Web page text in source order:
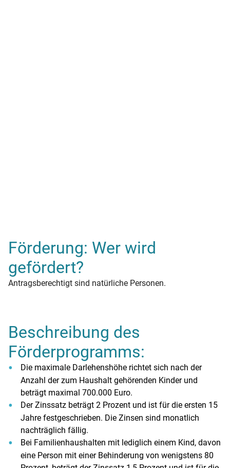
Förderung: Wer wird
gefördert?
Antragsberechtigt sind natürliche Personen.
Beschreibung des
Förderprogramms:
Die maximale Darlehenshöhe richtet sich nach der
Anzahl der zum Haushalt gehörenden Kinder und
beträgt maximal 700.000 Euro.
Der Zinssatz beträgt 2 Prozent und ist für die ersten 15
Jahre festgeschrieben. Die Zinsen sind monatlich
nachträglich fällig.
Bei Familienhaushalten mit lediglich einem Kind, davon
eine Person mit einer Behinderung von wenigstens 80